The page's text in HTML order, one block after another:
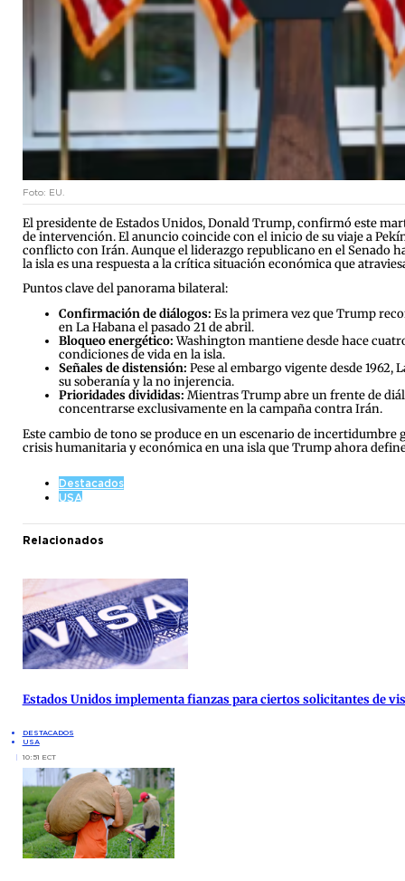
Foto: EU.
El presidente de Estados Unidos, Donald Trump, confirmó este
de intervención. El anuncio coincide con el inicio de su viaje a
conflicto con Irán. Aunque el liderazgo republicano en el Senado
la isla es una respuesta a la crítica situación económica que
Puntos clave del panorama bilateral:
Confirmación de diálogos: Es la primera vez que Trump
en La Habana el pasado 21 de abril.
Bloqueo energético: Washington mantiene desde hace
condiciones de vida en la isla.
Señales de distensión: Pese al embargo vigente desde
su soberanía y la no injerencia.
Prioridades divididas: Mientras Trump abre un frente de
concentrarse exclusivamente en la campaña contra Irán.
Este cambio de tono se produce en un escenario de
crisis humanitaria y económica en una isla que Trump ahora
Destacados
USA
Relacionados
Estados Unidos implementa fianzas para ciertos solicitantes de
DESTACADOS
USA
10:51 ECT